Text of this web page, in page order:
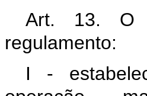
Art. 13. O
regulamento:
I -